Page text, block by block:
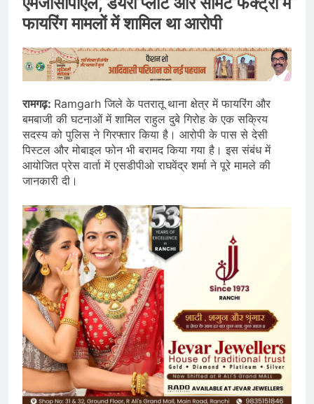
फायरिंग मामलों में शामिल था आरोपी
रामगढ़: Ramgarh जिले के पतरातू थाना क्षेत्र में फायरिंग और
बमबाजी की घटनाओं में शामिल राहुल दुबे गिरोह के एक सक्रिय
सदस्य को पुलिस ने गिरफ्तार किया है। आरोपी के पास से देसी
पिस्टल और मोबाइल फोन भी बरामद किया गया है। इस संबंध में
आयोजित प्रेस वार्ता में एसडीपीओ राघवेंद्र शर्मा ने पूरे मामले की
जानकारी दी।